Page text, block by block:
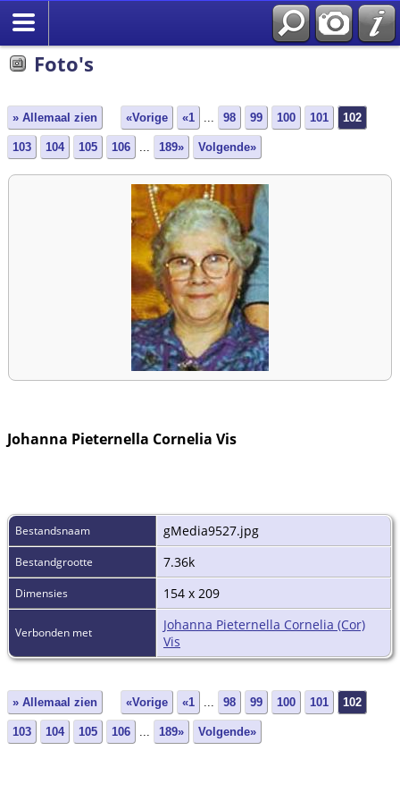
Zoek
Foto's
» Allemaal zien «Vorige «1 ... 98 99 100 101 102
103 104 105 106 ... 189» Volgende»
Johanna Pieternella Cornelia Vis
Bestandsnaam gMedia9527.jpg
Bestandgrootte 7.36k
Dimensies 154 x 209
Verbonden met
Johanna Pieternella Cornelia (Cor)
Vis
» Allemaal zien «Vorige «1 98 99 100 101 102
103 104 105 106 189» Volgende»